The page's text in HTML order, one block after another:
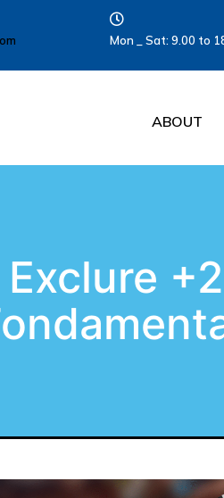
Mon _ Sat: 9.00 to
ABOUT